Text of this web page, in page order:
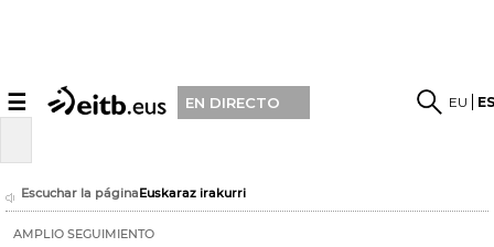
☰ EN DIRECTO EU
Escuchar la páginaEuskaraz irakurri
AMPLIO SEGUIMIENTO